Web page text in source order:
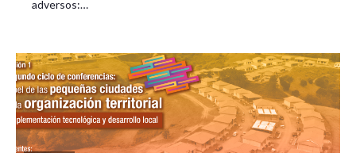
adversos:…